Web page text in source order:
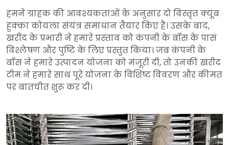
हमने ग्राहक की आवश्यकताओं के अनुसार दो विस्तृत क्यूब
हुक्का कोयला संयंत्र समाधान तैयार किए हैं। उसके बाद,
खरीद के प्रभारी ने हमारे प्रस्ताव को कंपनी के बॉस के पास
विश्लेषण और पुष्टि के लिए प्रस्तुत किया। जब कंपनी के
बॉस ने हमारे उत्पादन योजना को मंजूरी दी, तो उनकी खरीद
टीम ने हमारे साथ पूरे योजना के विशिष्ट विवरण और कीमत
पर बातचीत शुरू कर दी।